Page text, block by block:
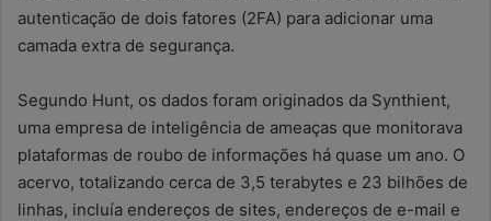
autenticação de dois fatores (2FA) para adicionar uma
camada extra de segurança.
Segundo Hunt, os dados foram originados da Synthient,
uma empresa de inteligência de ameaças que monitorava
plataformas de roubo de informações há quase um ano. O
acervo, totalizando cerca de 3,5 terabytes e 23 bilhões de
linhas, incluía endereços de sites, endereços de e-mail e